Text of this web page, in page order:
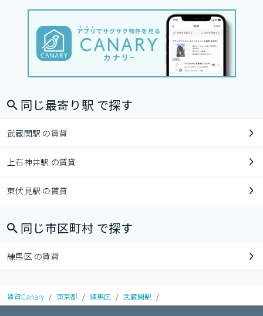
同じ最寄り駅 で探す
武蔵関駅 の賃貸
上石神井駅 の賃貸
東伏見駅 の賃貸
同じ市区町村 で探す
練馬区 の賃貸
賃貸Canary / 東京都 / 練馬区 / 武蔵関駅 /